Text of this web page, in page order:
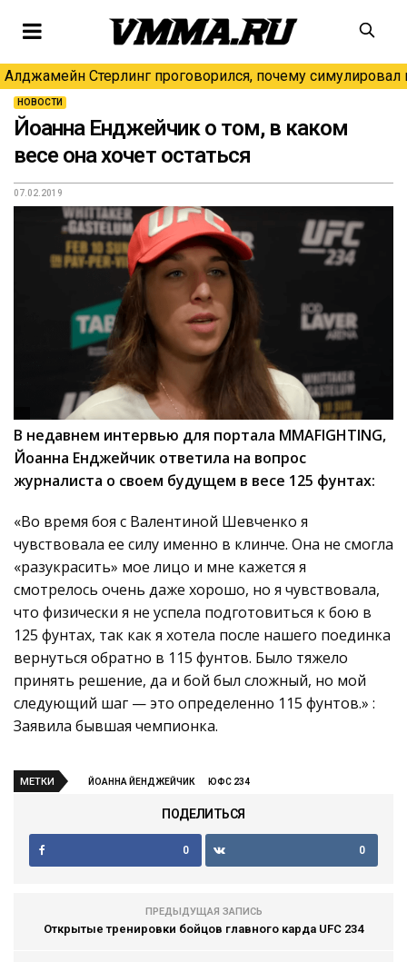
Алджамейн Стерлинг проговорился, почему симулировал
НОВОСТИ
Йоанна Енджейчик о том, в каком
весе она хочет остаться
07.02.2019
В недавнем интервью для портала MMAFIGHTING,
Йоанна Енджейчик ответила на вопрос
журналиста о своем будущем в весе 125 фунтах:
«Во время боя с Валентиной Шевченко я
чувствовала ее силу именно в клинче. Она не смогла
«разукрасить» мое лицо и мне кажется я
смотрелось очень даже хорошо, но я чувствовала,
что физически я не успела подготовиться к бою в
125 фунтах, так как я хотела после нашего поединка
вернуться обратно в 115 фунтов. Было тяжело
принять решение, да и бой был сложный, но мой
следующий шаг — это определенно 115 фунтов.» :
Заявила бывшая чемпионка.
МЕТКИ ЙОАННА ЙЕНДЖЕЙЧИК ЮФС 234
ПОДЕЛИТЬСЯ
0 0
ПРЕДЫДУЩАЯ ЗАПИСЬ
Открытые тренировки бойцов главного карда UFC 234